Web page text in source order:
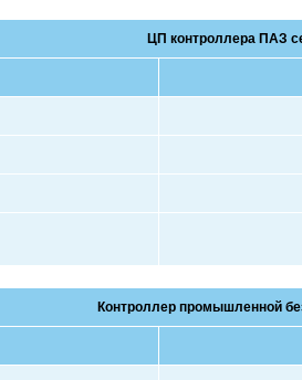
ЦП контроллера ПАЗ
Контроллер промышленной